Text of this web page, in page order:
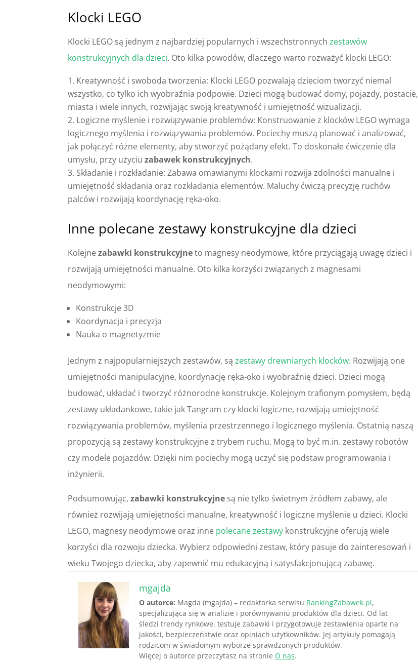
Klocki LEGO
Klocki LEGO są jednym z najbardziej popularnych i wszechstronnychzestawów
konstrukcyjnych dla dzieci. Oto kilka powodów, dlaczego warto rozważyć klocki LEGO:
Kreatywność i swoboda tworzenia: Klocki LEGO pozwalają dzieciom tworzyć niemal
wszystko, co tylko ich wyobraźnia podpowie. Dzieci mogą budować domy, pojazdy, postacie,
miasta i wiele innych, rozwijając swoją kreatywność i umiejętność wizualizacji.
Logiczne myślenie i rozwiązywanie problemów: Konstruowanie z klocków LEGO wymaga
logicznego myślenia i rozwiązywania problemów. Pociechy muszą planować i analizować,
jak połączyć różne elementy, aby stworzyć pożądany efekt. To doskonałe ćwiczenie dla
umysłu, przy użyciuzabawek konstrukcyjnych.
Składanie i rozkładanie: Zabawa omawianymi klockami rozwija zdolności manualne i
umiejętność składania oraz rozkładania elementów. Maluchy ćwiczą precyzję ruchów
palców i rozwijają koordynację ręka-oko.
Inne polecane zestawy konstrukcyjne dla dzieci
Kolejnezabawki konstrukcyjneto magnesy neodymowe, które przyciągają uwagę dzieci i
rozwijają umiejętności manualne. Oto kilka korzyści związanych z magnesami
neodymowymi:
Konstrukcje 3D
Koordynacja i precyzja
Nauka o magnetyzmie
Jednym z najpopularniejszych zestawów, sązestawy drewnianych klocków. Rozwijają one
umiejętności manipulacyjne, koordynację ręka-oko i wyobraźnię dzieci. Dzieci mogą
budować, układać i tworzyć różnorodne konstrukcje. Kolejnym trafionym pomysłem, będą
zestawy układankowe, takie jak Tangram czy klocki logiczne, rozwijają umiejętność
rozwiązywania problemów, myślenia przestrzennego i logicznego myślenia. Ostatnią naszą
propozycją są zestawy konstrukcyjne z trybem ruchu. Mogą to być m.in. zestawy robotów
czy modele pojazdów. Dzięki nim pociechy mogą uczyć się podstaw programowania i
inżynierii.
Podsumowując,zabawki konstrukcyjne są nie tylko świetnym źródłem zabawy, ale
również rozwijają umiejętności manualne, kreatywność i logiczne myślenie u dzieci. Klocki
LEGO, magnesy neodymowe oraz inne polecane zestawy konstrukcyjne oferują wiele
korzyści dla rozwoju dziecka. Wybierz odpowiedni zestaw, który pasuje do zainteresowań i
wieku Twojego dziecka, aby zapewnić mu edukacyjną i satysfakcjonującą zabawę.
mgajda
O autorce: Magda (mgajda) – redaktorka serwisu RankingZabawek.pl,
specjalizująca się w analizie i porównywaniu produktów dla dzieci. Od lat
śledzi trendy rynkowe, testuje zabawki i przygotowuje zestawienia oparte na
jakości, bezpieczeństwie oraz opiniach użytkowników. Jej artykuły pomagają
rodzicom w świadomym wyborze sprawdzonych produktów.
Więcej o autorce przeczytasz na stronie O nas.